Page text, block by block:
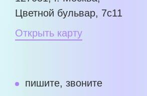
Цветной бульвар, 7с11
Открыть карту
пишите, звоните